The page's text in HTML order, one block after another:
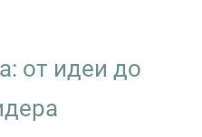
от идеи до